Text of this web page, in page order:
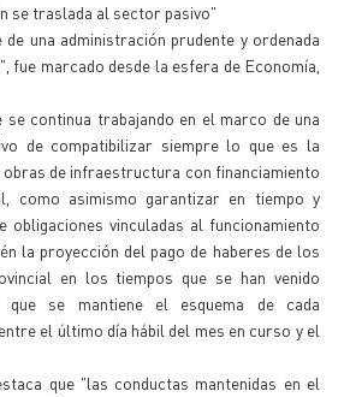
se traslada al sector pasivo"
una administración prudente y ordenada
fue marcado desde la esfera de Economía,
se continua trabajando en el marco de una
de compatibilizar siempre lo que es la
de infraestructura con financiamiento
como asimismo garantizar en tiempo y
obligaciones vinculadas al funcionamiento
la proyección del pago de haberes de los
en los tiempos que se han venido
que se mantiene el esquema de cada
el último día hábil del mes en curso y el
que "las conductas mantenidas en el